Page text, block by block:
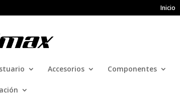
Inicio
Accesorios Componentes